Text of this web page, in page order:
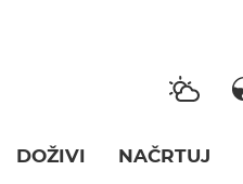
DOŽIVI NAČRTUJ